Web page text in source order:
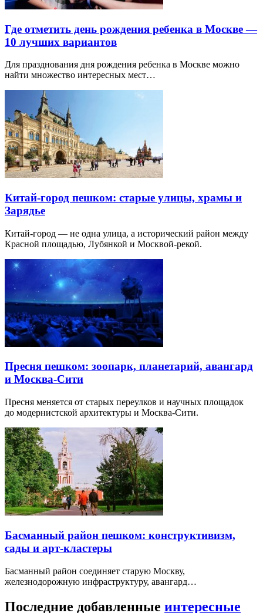
Где отметить день рождения ребенка в Москве —
10 лучших вариантов
Для празднования дня рождения ребенка в Москве можно
найти множество интересных мест…
Китай-город пешком: старые улицы, храмы и
Зарядье
Китай-город — не одна улица, а исторический район между
Красной площадью, Лубянкой и Москвой-рекой.
Пресня пешком: зоопарк, планетарий, авангард
и Москва-Сити
Пресня меняется от старых переулков и научных площадок
до модернистской архитектуры и Москва-Сити.
Басманный район пешком: конструктивизм,
сады и арт-кластеры
Басманный район соединяет старую Москву,
железнодорожную инфраструктуру, авангард…
Последние добавленные интересные